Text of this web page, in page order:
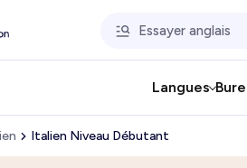
Langues
Italien Niveau Débutant